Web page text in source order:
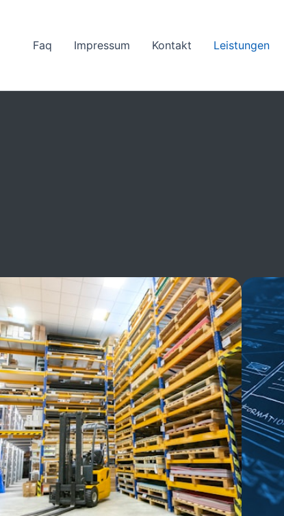
Faq Impressum Kontakt Leistungen